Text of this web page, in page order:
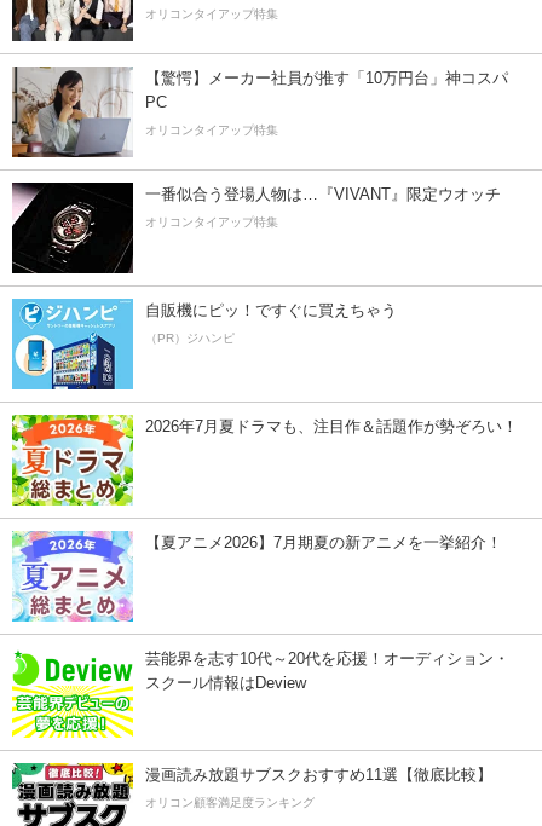
オリコンタイアップ特集
【驚愕】メーカー社員が推す「10万円台」神コスパ
PC
オリコンタイアップ特集
一番似合う登場人物は…『VIVANT』限定ウオッチ
オリコンタイアップ特集
自販機にピッ！ですぐに買えちゃう
（PR）ジハンピ
2026年7月夏ドラマも、注目作＆話題作が勢ぞろい！
【夏アニメ2026】7月期夏の新アニメを一挙紹介！
芸能界を志す10代～20代を応援！オーディション・
スクール情報はDeview
漫画読み放題サブスクおすすめ11選【徹底比較】
オリコン顧客満足度ランキング